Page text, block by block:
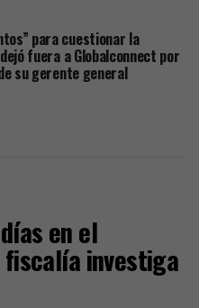
para cuestionar la
fuera a Globalconnect por
su gerente general
en el
investiga